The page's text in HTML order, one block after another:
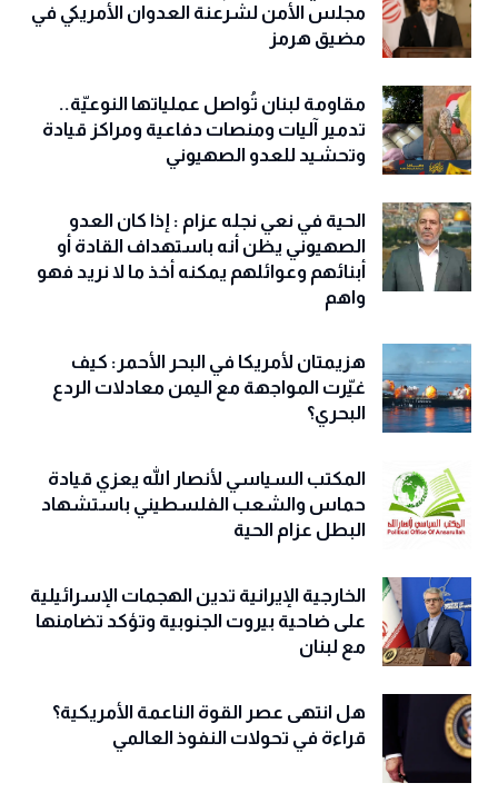
مجلس الأمن لشرعنة العدوان الأمريكي في
مضيق هرمز
مقاومة لبنان تُواصل عملياتها النوعيّة..
تدمير آليات ومنصات دفاعية ومراكز قيادة
وتحشيد للعدو الصهيوني
الحية في نعي نجله عزام : إذا كان العدو
الصهيوني يظن أنه باستهداف القادة أو
أبنائهم وعوائلهم يمكنه أخذ ما لا نريد فهو
واهم
هزيمتان لأمريكا في البحر الأحمر: كيف
غيّرت المواجهة مع اليمن معادلات الردع
البحري؟
المكتب السياسي لأنصار الله يعزي قيادة
حماس والشعب الفلسطيني باستشهاد
البطل عزام الحية
الخارجية الإيرانية تدين الهجمات الإسرائيلية
على ضاحية بيروت الجنوبية وتؤكد تضامنها
مع لبنان
هل انتهى عصر القوة الناعمة الأمريكية؟
قراءة في تحولات النفوذ العالمي